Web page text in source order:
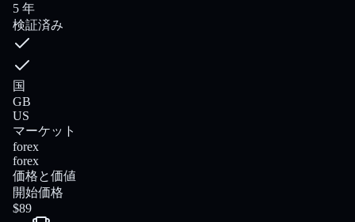
5 年
検証済み
国
GB
US
マーケット
forex
forex
価格と価値
開始価格
$89